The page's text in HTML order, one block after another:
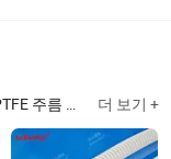
, FEP PFA 호스 더 보기 +